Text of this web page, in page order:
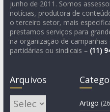
junho de 2011. Somos
notícias, produtora de
o terceiro setor, mais
prestamos serviços para
na organização de
partidárias ou sindicais – (11)
Arquivos
Arquivos Artigo